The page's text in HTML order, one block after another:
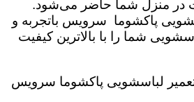
در منزل شما حاضر می‌شود.
پاکشوما سرویس باتجربه و
شما را با بالاترین کیفیت
لباسشویی پاکشوما سرویس